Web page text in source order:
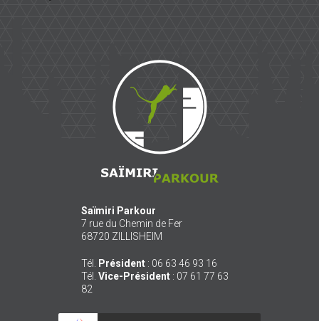
Saïmiri
Parkour
Saïmiri Parkour
7 rue du Chemin de Fer
68720 ZILLISHEIM
Tél. Président : 06 63 46 93 16
Tél. Vice-Président : 07 61 77 63
82